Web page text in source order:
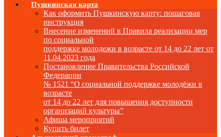
Пушкинская карта
Как оформить Пушкинскую карту: пошаговая
инструкция
Внесение изменений в Правила реализации мер
по социальной
поддержке молодежи в возрасте от 14 до 22 лет от
11.04.2023 года
Постановление Правительства Российской
Федерации
№ 1521 “О социальной поддержке молодёжи в
возрасте
от 14 до 22 лет для повышения доступности
организаций культуры”
Афиша мероприятий
Купить билет